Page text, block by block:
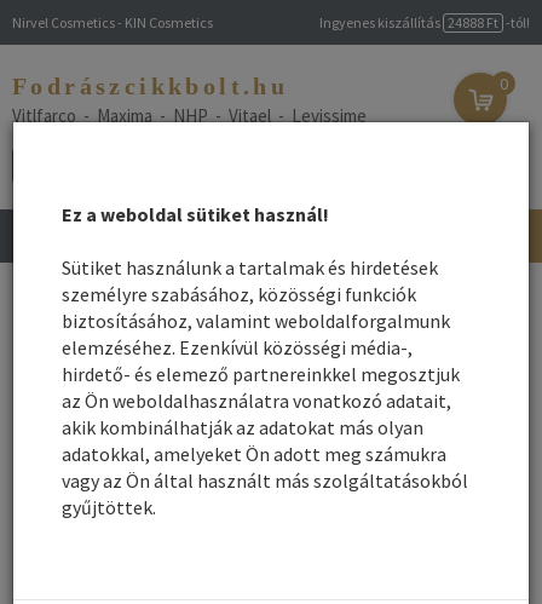
Nirvel Cosmetics - KIN Cosmetics Ingyenes kiszállítás 24888 Ft -tól!
Fodrászcikkbolt.hu
Vitlfarco - Maxima - NHP - Vitael - Levissime
0
navigation
Főoldal/Webshop/Fodrászkellék/ Fodrász Babafej és tartó
Fodrász Babafej és tartó
Név szerint
Rendezés:
Összes gyártó
Rendezés - Gyártók - szerint:
Ez a weboldal sütiket használ!
Sütiket használunk a tartalmak és hirdetések
személyre szabásához, közösségi funkciók
biztosításához, valamint weboldalforgalmunk
elemzéséhez. Ezenkívül közösségi média-,
hirdető- és elemező partnereinkkel megosztjuk
az Ön weboldalhasználatra vonatkozó adatait,
akik kombinálhatják az adatokat más olyan
adatokkal, amelyeket Ön adott meg számukra
vagy az Ön által használt más szolgáltatásokból
gyűjtöttek.